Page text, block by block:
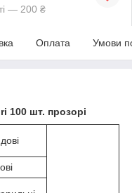
— 200 ₴
Оплата Умови
100 шт. прозорі